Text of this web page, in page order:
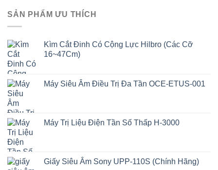
SẢN PHẨM ƯU THÍCH
Kìm Cắt Đinh Có Cộng Lực Hilbro (Các Cỡ
16~47Cm)
Máy Siêu Âm Điều Trị Đa Tần OCE-ETUS-001
Máy Trị Liệu Điện Tần Số Thấp H-3000
Giấy Siêu Âm Sony UPP-110S (Chính Hãng)